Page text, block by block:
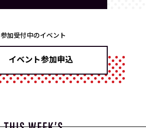
参加受付中のイベント
イベント参加申込